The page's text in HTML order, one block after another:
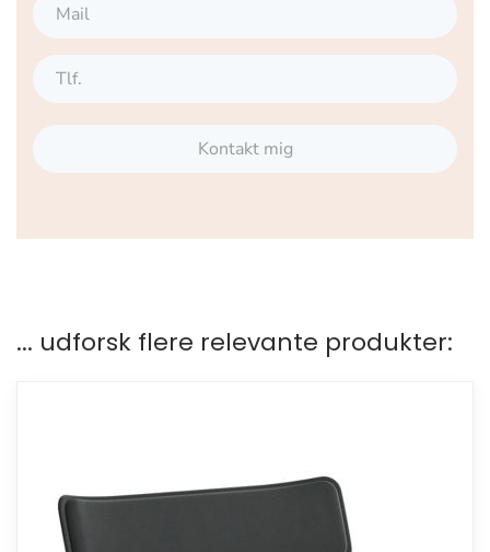
Kontakt mig
... udforsk flere relevante produkter: